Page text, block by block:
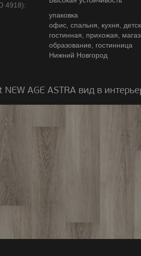
4918):
упаковка
офис, спальня, кухня,
гостинная, прихожая,
образование, гостинница
Нижний Новгород
AGE ASTRA вид в